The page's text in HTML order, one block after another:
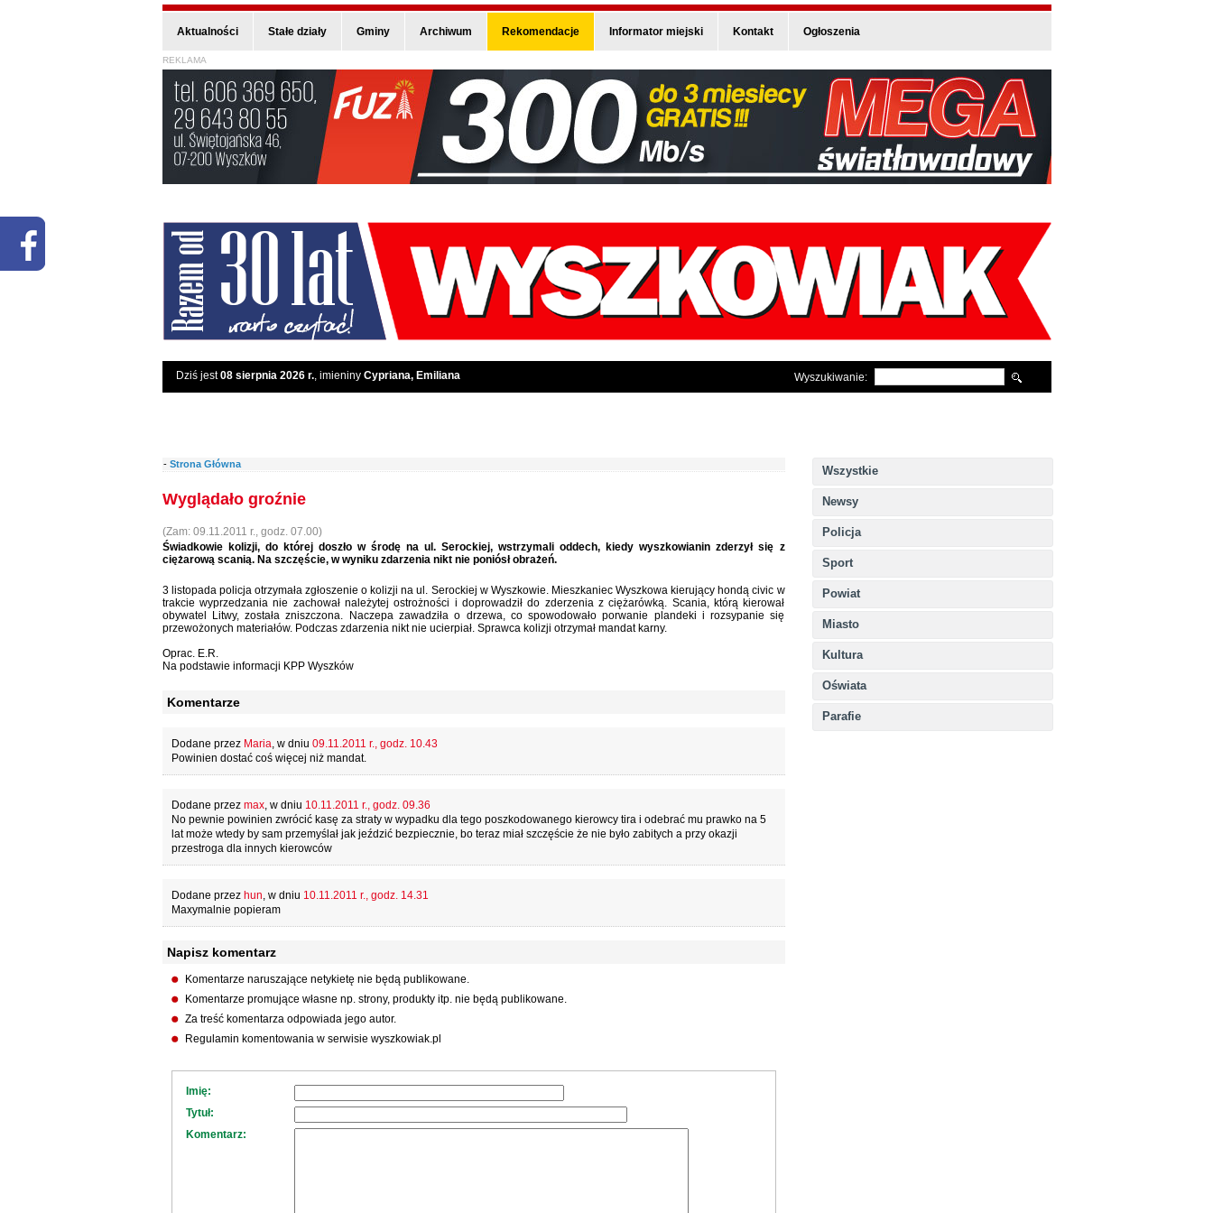
Aktualności Stałe działy Gminy Archiwum Rekomendacje Informator miejski Kontakt Ogłoszenia
REKLAMA
Dziś jest08 sierpnia 2026 r., imieniny Cypriana, Emiliana Wyszukiwanie:
Wszystkie
Newsy
Policja
Sport
Powiat
Miasto
Kultura
Oświata
Parafie
- Strona Główna
Wyglądało groźnie
(Zam: 09.11.2011 r., godz. 07.00)
Świadkowie kolizji, do której doszło w środę na ul. Serockiej, wstrzymali oddech, kiedy wyszkowianin zderzył się z
ciężarową scanią. Na szczęście, w wyniku zdarzenia nikt nie poniósł obrażeń.
3 listopada policja otrzymała zgłoszenie o kolizji na ul. Serockiej w Wyszkowie. Mieszkaniec Wyszkowa kierujący hondą civic w
trakcie wyprzedzania nie zachował należytej ostrożności i doprowadził do zderzenia z ciężarówką. Scania, którą kierował
obywatel Litwy, została zniszczona. Naczepa zawadziła o drzewa, co spowodowało porwanie plandeki i rozsypanie się
przewożonych materiałów. Podczas zdarzenia nikt nie ucierpiał. Sprawca kolizji otrzymał mandat karny.
Oprac. E.R.
Na podstawie informacji KPP Wyszków
Komentarze
Dodane przez Maria, w dniu 09.11.2011 r., godz. 10.43
Powinien dostać coś więcej niż mandat.
Dodane przez max, w dniu 10.11.2011 r., godz. 09.36
No pewnie powinien zwrócić kasę za straty w wypadku dla tego poszkodowanego kierowcy tira i odebrać mu prawko na 5
lat może wtedy by sam przemyślał jak jeździć bezpiecznie, bo teraz miał szczęście że nie było zabitych a przy okazji
przestroga dla innych kierowców
Dodane przez hun, w dniu 10.11.2011 r., godz. 14.31
Maxymalnie popieram
Napisz komentarz
Komentarze naruszające netykietę nie będą publikowane.
Komentarze promujące własne np. strony, produkty itp. nie będą publikowane.
Za treść komentarza odpowiada jego autor.
Regulamin komentowania w serwisie wyszkowiak.pl
Imię:
Tytuł:
Komentarz: